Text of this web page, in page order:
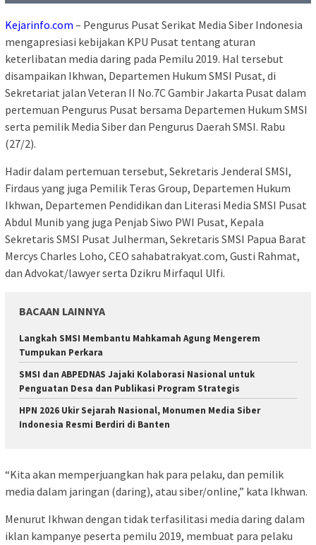
Kejarinfo.com – Pengurus Pusat Serikat Media Siber Indonesia
mengapresiasi kebijakan KPU Pusat tentang aturan
keterlibatan media daring pada Pemilu 2019. Hal tersebut
disampaikan Ikhwan, Departemen Hukum SMSI Pusat, di
Sekretariat jalan Veteran II No.7C Gambir Jakarta Pusat dalam
pertemuan Pengurus Pusat bersama Departemen Hukum SMSI
serta pemilik Media Siber dan Pengurus Daerah SMSI. Rabu
(27/2).
Hadir dalam pertemuan tersebut, Sekretaris Jenderal SMSI,
Firdaus yang juga Pemilik Teras Group, Departemen Hukum
Ikhwan, Departemen Pendidikan dan Literasi Media SMSI Pusat
Abdul Munib yang juga Penjab Siwo PWI Pusat, Kepala
Sekretaris SMSI Pusat Julherman, Sekretaris SMSI Papua Barat
Mercys Charles Loho, CEO sahabatrakyat.com, Gusti Rahmat,
dan Advokat/lawyer serta Dzikru Mirfaqul Ulfi.
BACAAN LAINNYA
Langkah SMSI Membantu Mahkamah Agung Mengerem
Tumpukan Perkara
SMSI dan ABPEDNAS Jajaki Kolaborasi Nasional untuk
Penguatan Desa dan Publikasi Program Strategis
HPN 2026 Ukir Sejarah Nasional, Monumen Media Siber
Indonesia Resmi Berdiri di Banten
“Kita akan memperjuangkan hak para pelaku, dan pemilik
media dalam jaringan (daring), atau siber/online,” kata Ikhwan.
Menurut Ikhwan dengan tidak terfasilitasi media daring dalam
iklan kampanye peserta pemilu 2019, membuat para pelaku